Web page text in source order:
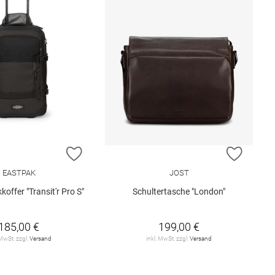
HINZUFÜGEN
EASTPAK
"Transit'r Pro S"
€
zzgl.Versand
ZUR
JOST
Schultertasche "London"
199,00 €
inkl. MwSt. zzgl.Versand